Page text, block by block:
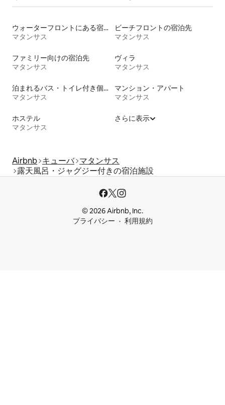
ウォーターフロントにある宿泊施設
マタンサス
ビーチフロントの宿泊先
マタンサス
ファミリー向けの宿泊先
マタンサス
ヴィラ
マタンサス
泊まれるバス・トイレ付き個室
マタンサス
マンション・アパート
マタンサス
ホステル
マタンサス
さらに表示
Airbnb キューバ マタンサス
露天風呂・ジャグジー付きの宿泊施設
© 2026 Airbnb, Inc.
プライバシー
利用規約